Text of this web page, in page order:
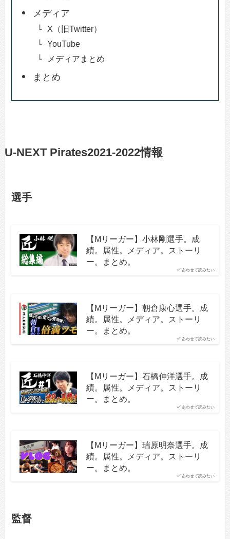
メディア
X（旧Twitter）
YouTube
メディアまとめ
まとめ
U-NEXT Pirates2021-2022情報
選手
あわせて読みたい
【Mリーガー】小林剛選手。成
績。属性。メディア。ストーリ
ー。まとめ。
あわせて読みたい
【Mリーガー】朝倉康心選手。成
績。属性。メディア。ストーリ
ー。まとめ。
あわせて読みたい
【Mリーガー】石橋伸洋選手。成
績。属性。メディア。ストーリ
ー。まとめ。
あわせて読みたい
【Mリーガー】瑞原明奈選手。成
績。属性。メディア。ストーリ
ー。まとめ。
監督